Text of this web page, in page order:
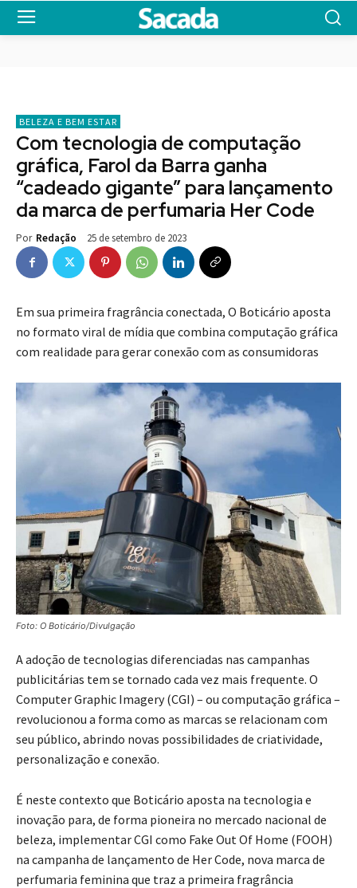
BELEZA E BEM ESTAR
Com tecnologia de computação
gráfica, Farol da Barra ganha
“cadeado gigante” para lançamento
da marca de perfumaria Her Code
Por Redação 25 de setembro de 2023
Em sua primeira fragrância conectada, O Boticário aposta
no formato viral de mídia que combina computação gráfica
com realidade para gerar conexão com as consumidoras
Foto: O Boticário/Divulgação
A adoção de tecnologias diferenciadas nas campanhas
publicitárias tem se tornado cada vez mais frequente. O
Computer Graphic Imagery (CGI) – ou computação gráfica –
revolucionou a forma como as marcas se relacionam com
seu público, abrindo novas possibilidades de criatividade,
personalização e conexão.
É neste contexto que Boticário aposta na tecnologia e
inovação para, de forma pioneira no mercado nacional de
beleza, implementar CGI como Fake Out Of Home (FOOH)
na campanha de lançamento de Her Code, nova marca de
perfumaria feminina que traz a primeira fragrância